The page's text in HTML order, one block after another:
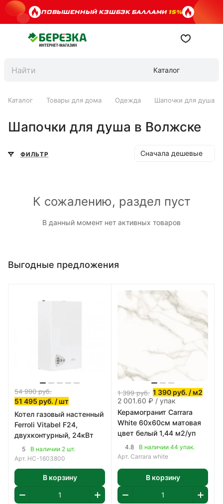
ПОВЫШЕННЫЙ КЭШБЭК БАЛЛАМИ15%
Каталог
Каталог Товары для дома Одежда Шапочки для душа
Шапочки для душа в Волжске
ФИЛЬТР Сначала дешевые
К сожалению, раздел пуст
В данный момент нет активных товаров
Выгодные предложения
54 990руб.
51 495 руб. / шт
Котел газовый настенный
Ferroli Vitabel F24,
двухконтурный, 24кВт
5
В наличии 2 шт.
Арт. НС-1603800
В корзину
1 399руб. 1 390 руб. / м2
2 001.60 ₽ / упак
Керамогранит Carrara
White 60х60см матовая
цвет белый 1,44 м2/уп
4.8
В наличии 44 упак.
Арт. Carrara white
В корзину